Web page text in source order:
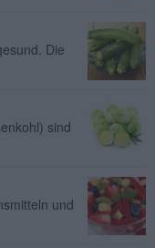
Die
sind
und